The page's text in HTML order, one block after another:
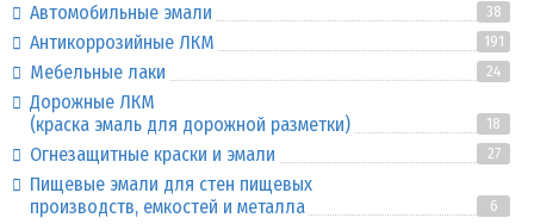
Автомобильные эмали 38
Антикоррозийные ЛКМ 191
Мебельные лаки 24
Дорожные ЛКМ
(краска эмаль для дорожной разметки)
18
Огнезащитные краски и эмали 27
Пищевые эмали для стен пищевых
производств, емкостей и металла
6